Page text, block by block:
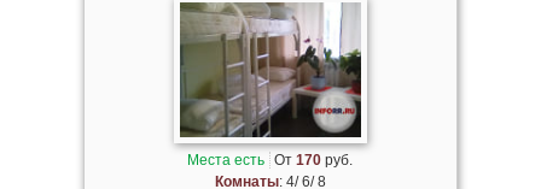
Места есть От170 руб.
Комнаты: 4/ 6/ 8